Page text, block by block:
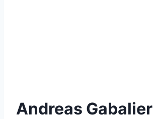
Andreas Gabalier